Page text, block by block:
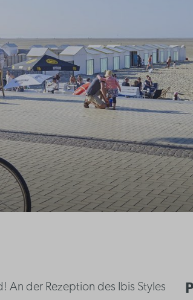
An der Rezeption des Ibis Styles